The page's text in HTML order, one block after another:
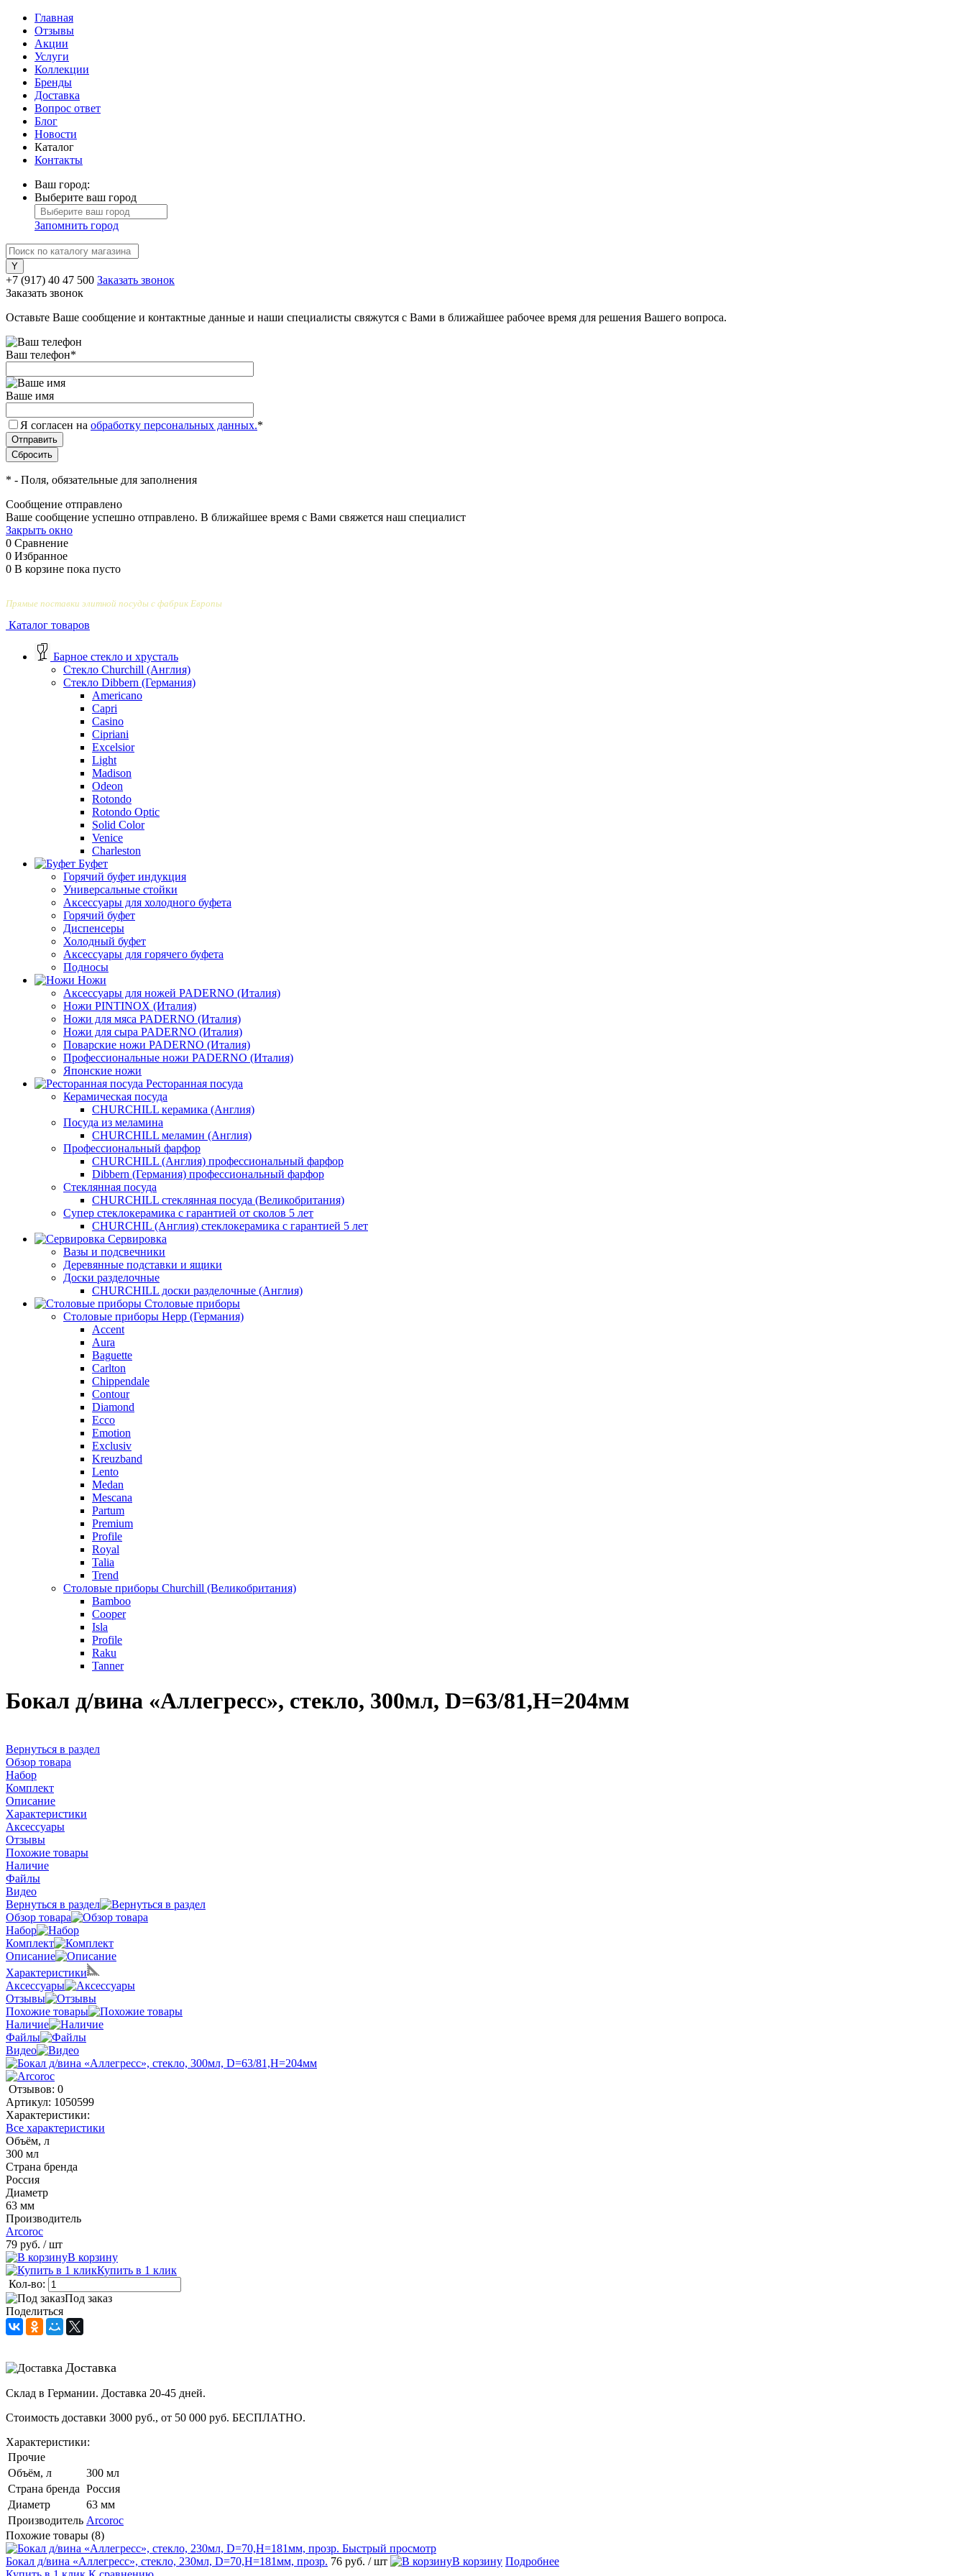
Главная
Отзывы
Акции
Услуги
Коллекции
Бренды
Доставка
Вопрос ответ
Блог
Новости
Каталог
Контакты
Ваш город:
Выберите ваш город
Запомнить город
+7 (917) 40 47 500 Заказать звонок
Заказать звонок
Оставьте Ваше сообщение и контактные данные и наши специалисты свяжутся с Вами в ближайшее рабочее время для решения Вашего вопроса.
Ваш телефон*
Ваше имя
Я согласен на обработку персональных данных.*
* - Поля, обязательные для заполнения
Сообщение отправлено
Ваше сообщение успешно отправлено. В ближайшее время с Вами свяжется наш специалист
Закрыть окно
0 Сравнение
0 Избранное
0 В корзине пока пусто
Прямые поставки элитной посуды с фабрик Европы
Каталог товаров
Барное стекло и хрусталь
Стекло Churchill (Англия)
Стекло Dibbern (Германия)
Americano
Capri
Casino
Cipriani
Excelsior
Light
Madison
Odeon
Rotondo
Rotondo Optic
Solid Color
Venice
Сharleston
Буфет
Горячий буфет индукция
Универсальные стойки
Аксессуары для холодного буфета
Горячий буфет
Диспенсеры
Холодный буфет
Аксессуары для горячего буфета
Подносы
Ножи
Аксессуары для ножей PADERNO (Италия)
Ножи PINTINOX (Италия)
Ножи для мяса PADERNO (Италия)
Ножи для сыра PADERNO (Италия)
Поварские ножи PADERNO (Италия)
Профессиональные ножи PADERNO (Италия)
Японские ножи
Ресторанная посуда
Керамическая посуда
CHURCHILL керамика (Англия)
Посуда из меламина
CHURCHILL меламин (Англия)
Профессиональный фарфор
CHURCHILL (Англия) профессиональный фарфор
Dibbern (Германия) профессиональный фарфор
Стеклянная посуда
CHURCHILL стеклянная посуда (Великобритания)
Супер стеклокерамика с гарантией от сколов 5 лет
CHURCHIL (Англия) стеклокерамика с гарантией 5 лет
Сервировка
Вазы и подсвечники
Деревянные подставки и ящики
Доски разделочные
CHURCHILL доски разделочные (Англия)
Столовые приборы
Столовые приборы Hepp (Германия)
Accent
Aura
Baguette
Carlton
Chippendale
Contour
Diamond
Ecco
Emotion
Exclusiv
Kreuzband
Lento
Medan
Mescana
Partum
Premium
Profile
Royal
Talia
Trend
Столовые приборы Churchill (Великобритания)
Bamboo
Cooper
Isla
Profile
Raku
Tanner
Бокал д/вина «Аллегресс», стекло, 300мл, D=63/81,H=204мм
Вернуться в раздел
Обзор товара
Набор
Комплект
Описание
Характеристики
Аксессуары
Отзывы
Похожие товары
Наличие
Файлы
Видео
Вернуться в раздел
Обзор товара
Набор
Комплект
Описание
Характеристики
Аксессуары
Отзывы
Похожие товары
Наличие
Файлы
Видео
Отзывов: 0
Артикул: 1050599
Характеристики:
Все характеристики
Объём, л
300 мл
Страна бренда
Россия
Диаметр
63 мм
Производитель
Arcoroc
79 руб. / шт
В корзину
Купить в 1 клик
Кол-во:
Под заказ
Поделиться
Доставка
Склад в Германии. Доставка 20-45 дней.
Стоимость доставки 3000 руб., от 50 000 руб. БЕСПЛАТНО.
Характеристики:
Прочие
Объём, л
300 мл
Страна бренда Россия
Диаметр
63 мм
Производитель Arcoroc
Похожие товары (8)
Быстрый просмотр
Бокал д/вина «Аллегресс», стекло, 230мл, D=70,H=181мм, прозр. 76 руб. / шт В корзину Подробнее